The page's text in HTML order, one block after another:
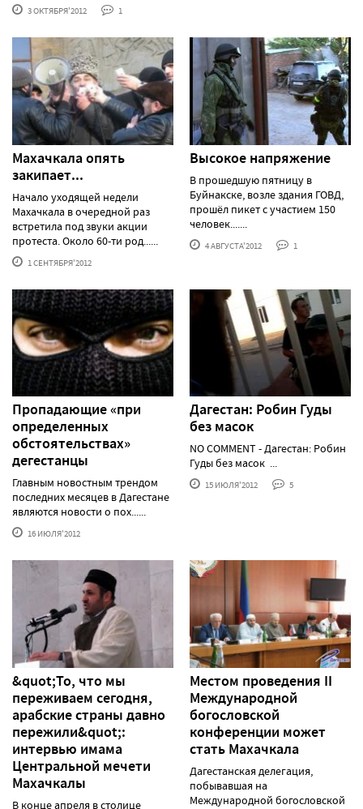
3 ОКТЯБРЯ'2012 1
Махачкала опять
закипает...
Начало уходящей недели
Махачкала в очередной раз
встретила под звуки акции
протеста. Около 60-ти род......
1 СЕНТЯБРЯ'2012
Высокое напряжение
В прошедшую пятницу в
Буйнакске, возле здания ГОВД,
прошёл пикет с участием 150
человек.......
4 АВГУСТА'2012 1
Пропадающие «при
определенных
обстоятельствах»
дегестанцы
Главным новостным трендом
последних месяцев в Дагестане
являются новости о пох......
16 ИЮЛЯ'2012
Дагестан: Робин Гуды
без масок
NO COMMENT - Дагестан: Робин
Гуды без масок ...
15 ИЮЛЯ'2012 5
&quot;То, что мы
переживаем сегодня,
арабские страны давно
пережили&quot;:
интервью имама
Центральной мечети
Махачкалы
В конце апреля в столице
Местом проведения II
Международной
богословской
конференции может
стать Махачкала
Дагестанская делегация,
побывавшая на
Международной богословской